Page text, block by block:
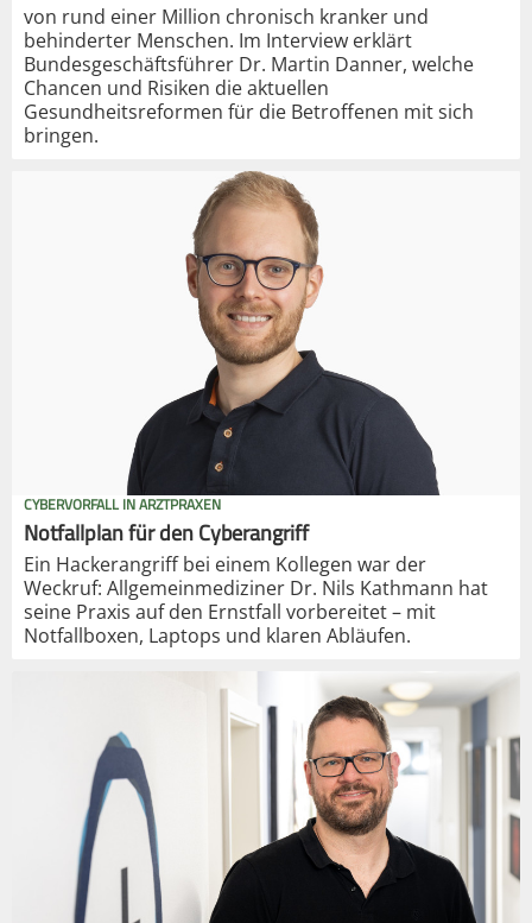
von rund einer Million chronisch kranker und
behinderter Menschen. Im Interview erklärt
Bundesgeschäftsführer Dr. Martin Danner, welche
Chancen und Risiken die aktuellen
Gesundheitsreformen für die Betroffenen mit sich
bringen.
CYBERVORFALL IN ARZTPRAXEN
Notfallplan für den Cyberangriff
Ein Hackerangriff bei einem Kollegen war der
Weckruf: Allgemeinmediziner Dr. Nils Kathmann hat
seine Praxis auf den Ernstfall vorbereitet – mit
Notfallboxen, Laptops und klaren Abläufen.